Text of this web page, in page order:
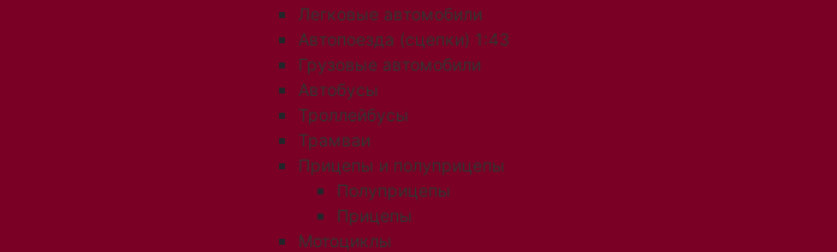
Легковые автомобили
Автопоезда (сцепки) 1:43
Грузовые автомобили
Автобусы
Троллейбусы
Трамваи
Прицепы и полуприцепы
Полуприцепы
Прицепы
Мотоциклы